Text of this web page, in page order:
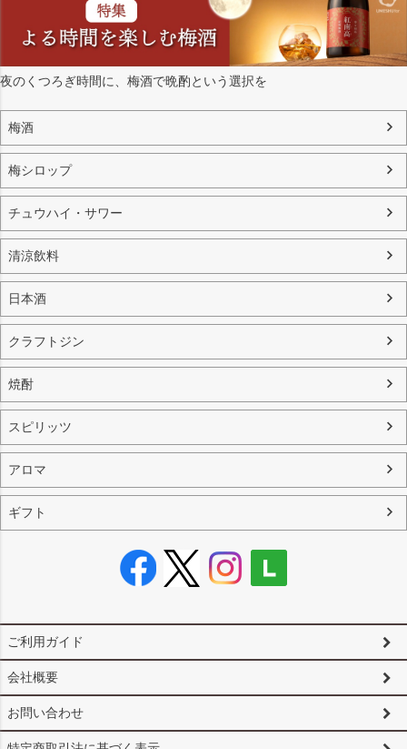
夜のくつろぎ時間に、梅酒で晩酌という選択を
梅酒
梅シロップ
チュウハイ・サワー
清涼飲料
日本酒
クラフトジン
焼酎
スピリッツ
アロマ
ギフト
ご利用ガイド
会社概要
お問い合わせ